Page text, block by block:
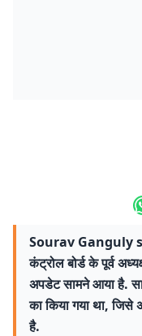
Sourav Ganguly
कंट्रोल बोर्ड के पूर्व
अपडेट सामने आया है.
का किया गया था, जिसे
है.